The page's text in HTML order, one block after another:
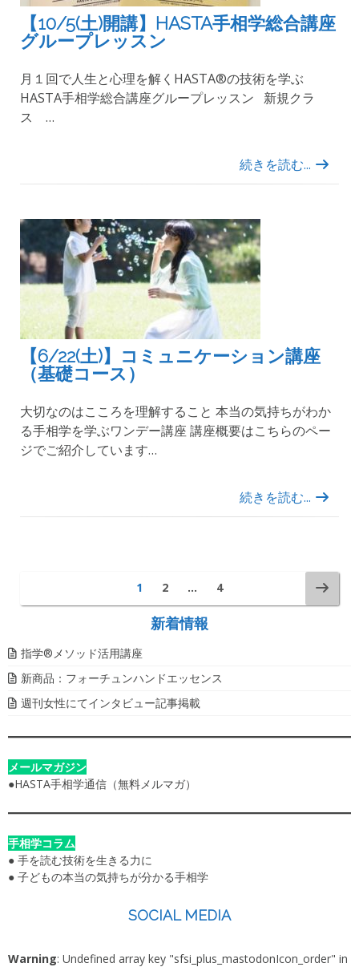
【10/5(土)開講】HASTA手相学総合講座
グループレッスン
月１回で人生と心理を解くHASTA®︎の技術を学ぶ
HASTA手相学総合講座グループレッスン 新規クラ
ス …
続きを読む...
【6/22(土)】コミュニケーション講座
（基礎コース）
大切なのはこころを理解すること 本当の気持ちがわか
る手相学を学ぶワンデー講座 講座概要はこちらのペー
ジでご紹介しています…
続きを読む...
1 2 … 4
新着情報
指学®️メソッド活用講座
新商品：フォーチュンハンドエッセンス
週刊女性にてインタビュー記事掲載
メールマガジン
●HASTA手相学通信（無料メルマガ）
手相学コラム
● 手を読む技術を生きる力に
● 子どもの本当の気持ちが分かる手相学
SOCIAL MEDIA
Warning: Undefined array key "sfsi_plus_mastodonIcon_order" in